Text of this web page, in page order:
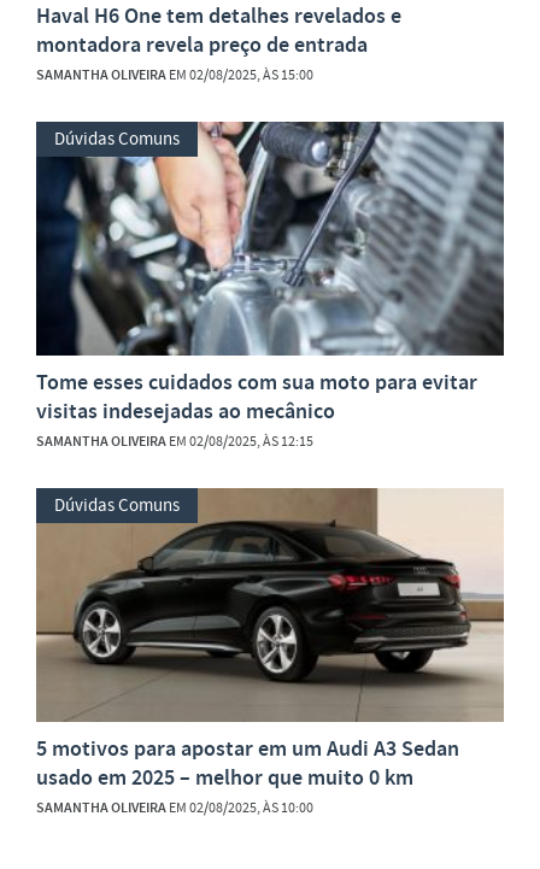
Haval H6 One tem detalhes revelados e
montadora revela preço de entrada
SAMANTHA OLIVEIRAEM 02/08/2025, ÀS 15:00
Dúvidas Comuns
Tome esses cuidados com sua moto para evitar
visitas indesejadas ao mecânico
SAMANTHA OLIVEIRAEM 02/08/2025, ÀS 12:15
Dúvidas Comuns
5 motivos para apostar em um Audi A3 Sedan
usado em 2025 – melhor que muito 0 km
SAMANTHA OLIVEIRAEM 02/08/2025, ÀS 10:00